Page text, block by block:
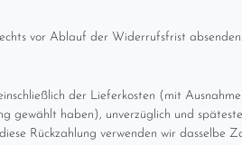
vor Ablauf der Widerrufsfrist absenden.
der Lieferkosten (mit
haben), unverzüglich und
Rückzahlung verwenden wir dasselbe